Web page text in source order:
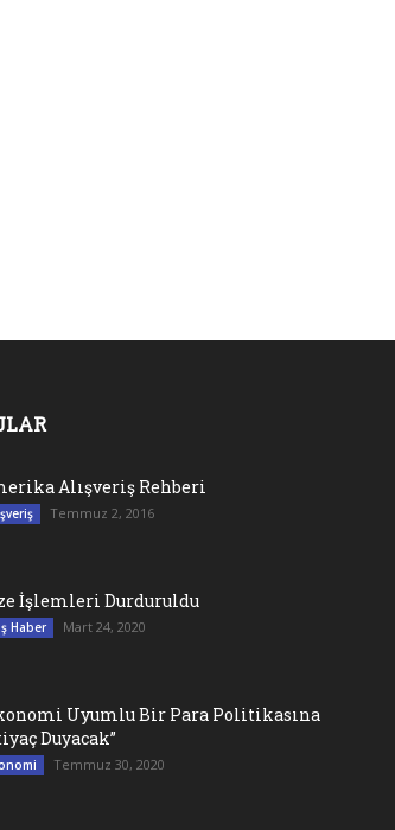
Alışveriş Rehberi
Temmuz 2, 2016
İşlemleri Durduruldu
Haber Mart 24, 2020
Uyumlu Bir Para Politikasına
Duyacak”
Temmuz 30, 2020